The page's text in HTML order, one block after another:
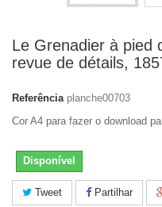
Le Grenadier à pied
revue de détails,
Referência planche00703
Cor A4 para fazer o download
Disponível
Tweet Partilhar